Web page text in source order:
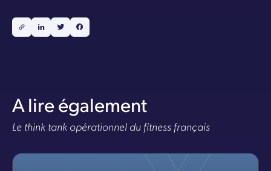
A lire également
Le think tank opérationnel du fitness français